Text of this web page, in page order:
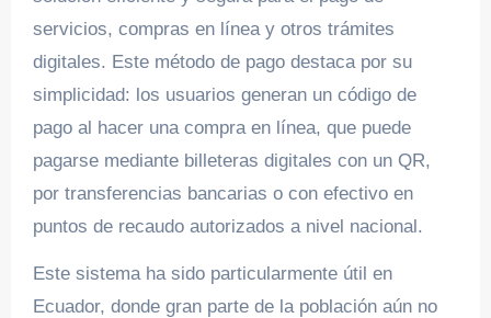
servicios, compras en línea y otros trámites
digitales. Este método de pago destaca por su
simplicidad: los usuarios generan un código de
pago al hacer una compra en línea, que puede
pagarse mediante billeteras digitales con un QR,
por transferencias bancarias o con efectivo en
puntos de recaudo autorizados a nivel nacional.
Este sistema ha sido particularmente útil en
Ecuador, donde gran parte de la población aún no